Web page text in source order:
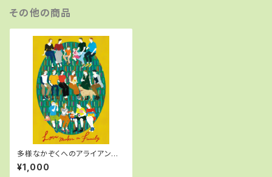
その他の商品
多様なかぞくへのアライアンス
マガジン 「Love makes famil
y」
¥1,000